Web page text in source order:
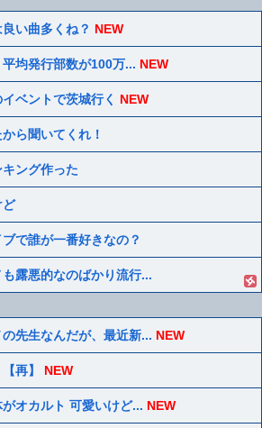
い曲多くね？ NEW
平均発行部数が100万... NEW
ベントで茨城行く NEW
ら聞いてくれ！
ング作った
ど
で誰が一番好きなの？
露悪的なのばかり流行...
先生なんだが、最近新... NEW
再】 NEW
オカルト 可愛いけど... NEW